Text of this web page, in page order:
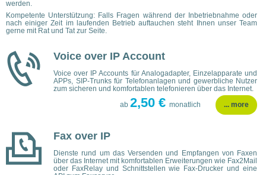
werden.
Kompetente Unterstützung: Falls Fragen während der Inbetriebnahme oder
nach einiger Zeit im laufenden Betrieb auftauchen steht Ihnen unser Team
gerne mit Rat und Tat zur Seite.
Voice over IP Account
Voice over IP Accounts für Analogadapter, Einzelapparate und
APPs, SIP-Trunks für Telefonanlagen und gewerbliche Nutzer
zum sicheren und komfortablen telefonieren über das Internet.
ab 2,50 € monatlich ... more
Fax over IP
Dienste rund um das Versenden und Empfangen von Faxen
über das Internet mit komfortablen Erweiterungen wie Fax2Mail
oder FaxRelay und Schnittstellen wie Fax-Drucker und eine